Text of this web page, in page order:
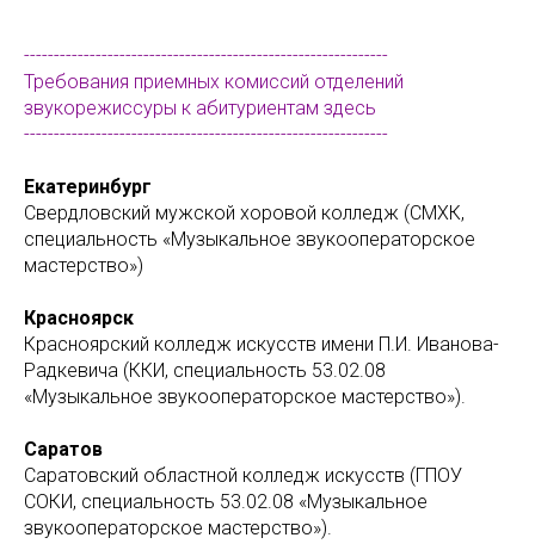
-------------------------------------------------------------
Требования приемных комиссий отделений
звукорежиссуры к абитуриентам здесь
-------------------------------------------------------------
Екатеринбург
Свердловский мужской хоровой колледж (СМХК,
специальность «Музыкальное звукооператорское
мастерство»)
Красноярск
Красноярский колледж искусств имени П.И. Иванова-
Радкевича (ККИ, специальность 53.02.08
«Музыкальное звукооператорское мастерство»).
Саратов
Саратовский областной колледж искусств (ГПОУ
СОКИ, специальность 53.02.08 «Музыкальное
звукооператорское мастерство»).